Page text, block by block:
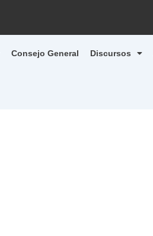
Consejo General Discursos